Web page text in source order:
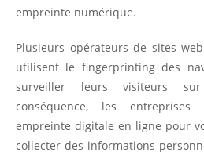
empreinte numérique.
Plusieurs opérateurs de sites
utilisent le fingerprinting des
surveiller leurs visiteurs
conséquence, les
empreinte digitale en ligne pour
collecter des informations